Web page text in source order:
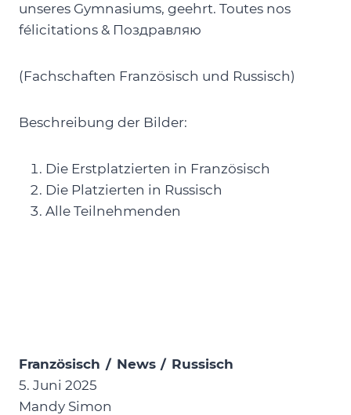
unseres Gymnasiums, geehrt. Toutes nos
félicitations & Поздравляю
(Fachschaften Französisch und Russisch)
Beschreibung der Bilder:
Die Erstplatzierten in Französisch
Die Platzierten in Russisch
Alle Teilnehmenden
Französisch / News / Russisch
5. Juni 2025
Mandy Simon